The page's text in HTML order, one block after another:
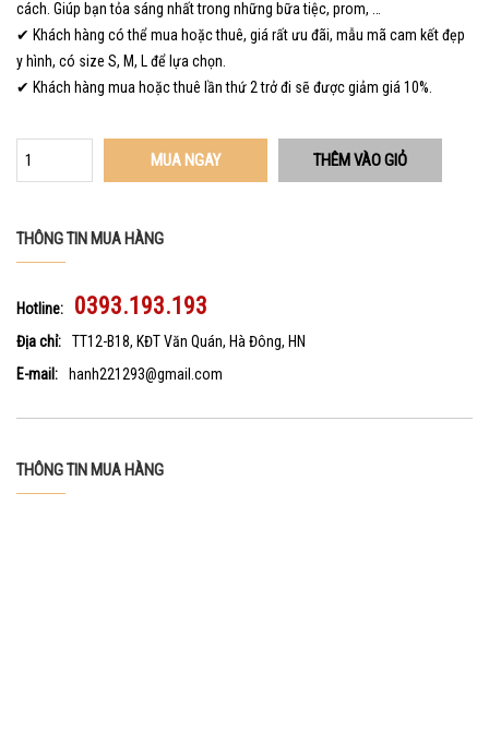
cách. Giúp bạn tỏa sáng nhất trong những bữa tiệc, prom, …
✔ Khách hàng có thể mua hoặc thuê, giá rất ưu đãi, mẫu mã cam kết đẹp
y hình, có size S, M, L để lựa chọn.
✔ Khách hàng mua hoặc thuê lần thứ 2 trở đi sẽ được giảm giá 10%.
MUA NGAY
THÔNG TIN MUA HÀNG
Hotline: 0393.193.193
Địa chỉ:
TT12-B18, KĐT Văn Quán, Hà Đông, HN
E-mail:
hanh221293@gmail.com
THÔNG TIN MUA HÀNG